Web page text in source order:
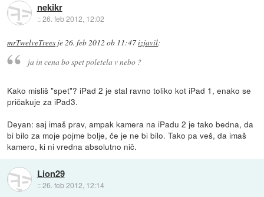
nekikr
::26. feb 2012, 12:02
mrTwelveTrees je26. feb 2012 ob 11:47izjavil:
ja in cena bo spet poletela v nebo ?
Kako misliš "spet"? iPad 2 je stal ravno toliko kot iPad 1, enako se
pričakuje za iPad3.
Deyan: saj imaš prav, ampak kamera na iPadu 2 je tako bedna, da
bi bilo za moje pojme bolje, če je ne bi bilo. Tako pa veš, da imaš
kamero, ki ni vredna absolutno nič.
Lion29
::26. feb 2012, 12:14